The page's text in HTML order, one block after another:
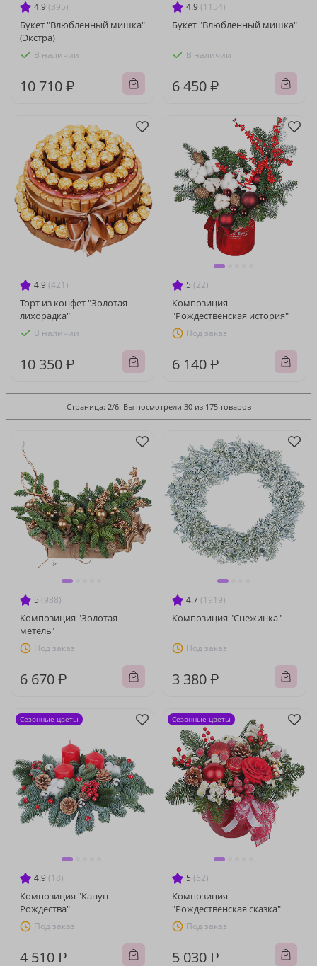
4.9 (395)
Букет "Влюбленный мишка"
(Экстра)
В наличии
10 710 ₽
4.9 (1154)
Букет "Влюбленный мишка"
В наличии
6 450 ₽
4.9 (421)
Торт из конфет "Золотая
лихорадка"
В наличии
10 350 ₽
5 (22)
Композиция
"Рождественская история"
Под заказ
6 140 ₽
Страница: 2/6. Вы посмотрели 30 из 175 товаров
5 (988)
Композиция "Золотая
метель"
Под заказ
6 670 ₽
4.7 (1919)
Композиция "Снежинка"
Под заказ
3 380 ₽
4.9 (18)
Композиция "Канун
Рождества"
Под заказ
4 510 ₽
Сезонные цветы
5 (62)
Композиция
"Рождественская сказка"
Под заказ
5 030 ₽
Сезонные цветы